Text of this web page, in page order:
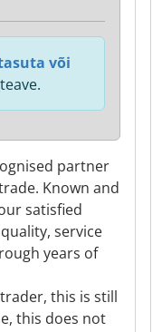
partner
Known and
satisfied
service
years of
this is still
this does not
või